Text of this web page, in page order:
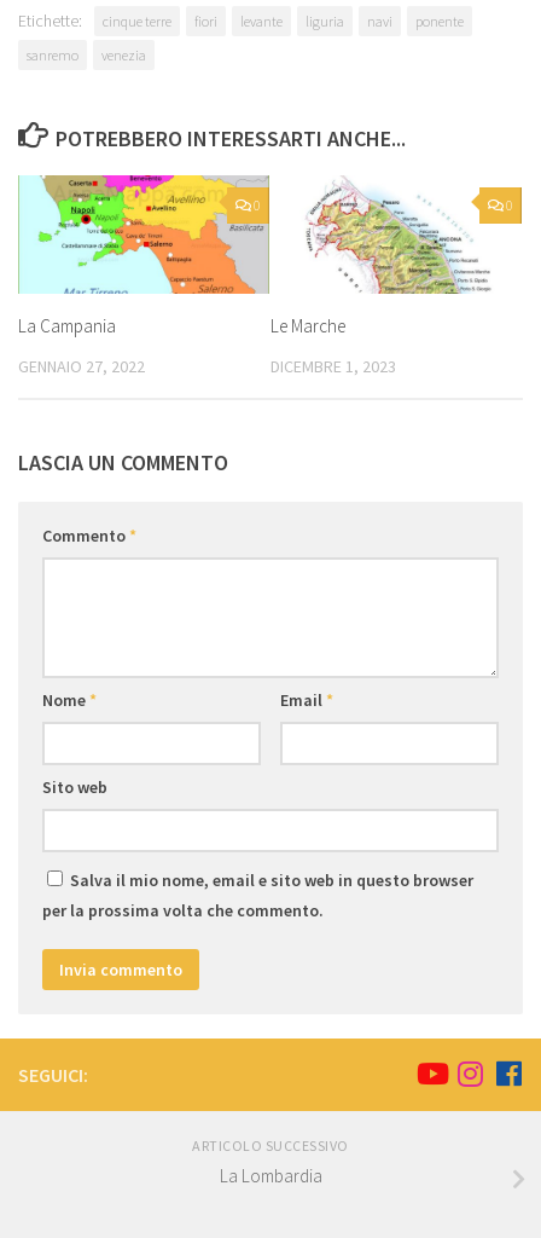
Etichette: cinque terre fiori levante liguria navi
ponente
sanremo
venezia
POTREBBERO INTERESSARTI ANCHE...
0
La Campania
GENNAIO 27, 2022
0
Le Marche
DICEMBRE 1, 2023
LASCIA UN COMMENTO
Commento*
Nome* Email*
Sito web
Salva il mio nome, email e sito web in questo browser
per la prossima volta che commento.
SEGUICI:
ARTICOLO SUCCESSIVO
La Lombardia